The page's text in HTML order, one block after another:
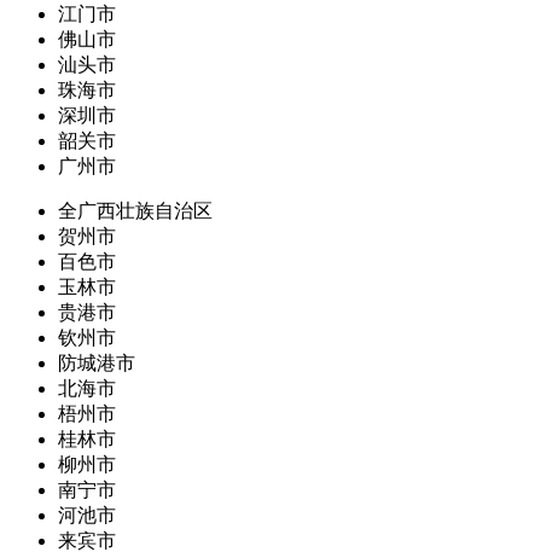
江门市
佛山市
汕头市
珠海市
深圳市
韶关市
广州市
全广西壮族自治区
贺州市
百色市
玉林市
贵港市
钦州市
防城港市
北海市
梧州市
桂林市
柳州市
南宁市
河池市
来宾市